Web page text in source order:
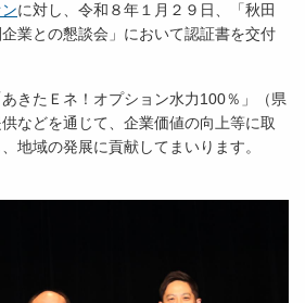
に対し、令和８年１月２９日、「秋田
業との懇談会」において認証書を交付
きたＥネ！オプション水力100％」（県
などを通じて、企業価値の向上等に取
地域の発展に貢献してまいります。